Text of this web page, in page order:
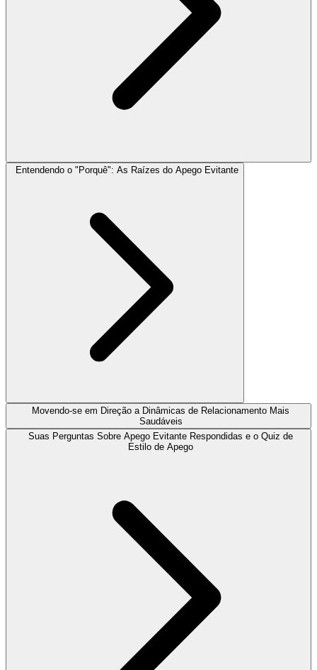
Entendendo o "Porquê": As Raízes do Apego Evitante
Movendo-se em Direção a Dinâmicas de Relacionamento Mais
Saudáveis
Suas Perguntas Sobre Apego Evitante Respondidas e o Quiz de
Estilo de Apego